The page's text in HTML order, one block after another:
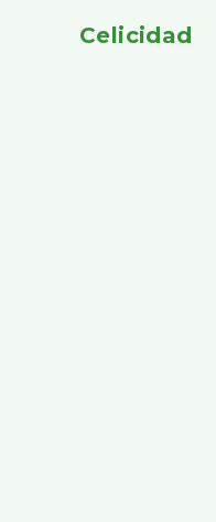
Celicidad